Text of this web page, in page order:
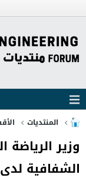
المنتديات
وزير الرياضة
الشفافية